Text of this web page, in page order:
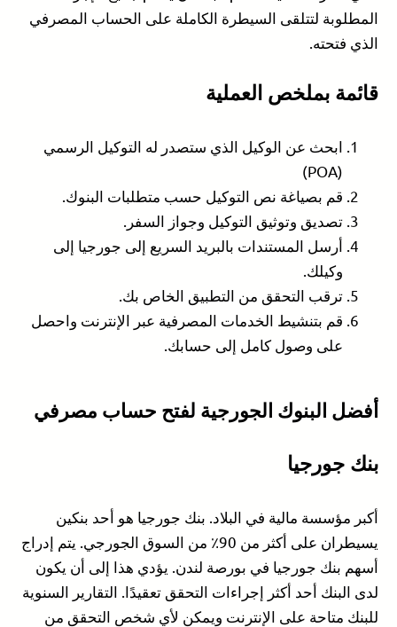
المطلوبة لتتلقى السيطرة الكاملة على الحساب المصرفي
الذي فتحته.
قائمة بملخص العملية
ابحث عن الوكيل الذي ستصدر له التوكيل الرسمي
قم بصياغة نص التوكيل حسب متطلبات البنوك.
تصديق وتوثيق التوكيل وجواز السفر.
أرسل المستندات بالبريد السريع إلى جورجيا إلى
وكيلك.
ترقب التحقق من التطبيق الخاص بك.
قم بتنشيط الخدمات المصرفية عبر الإنترنت واحصل
على وصول كامل إلى حسابك.
أفضل البنوك الجورجية لفتح حساب مصرفي
بنك جورجيا
أكبر مؤسسة مالية في البلاد. بنك جورجيا هو أحد بنكين
يسيطران على أكثر من 90٪ من السوق الجورجي. يتم إدراج
أسهم بنك جورجيا في بورصة لندن. يؤدي هذا إلى أن يكون
لدى البنك أحد أكثر إجراءات التحقق تعقيدًا. التقارير السنوية
للبنك متاحة على الإنترنت ويمكن لأي شخص التحقق من